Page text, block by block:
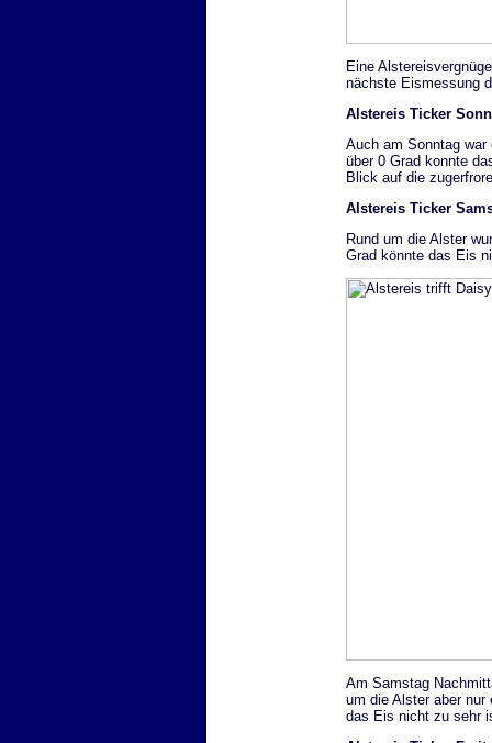
Eine
nächste Eismessung
Alstereis Ticker
Auch am Sonntag war
über 0 Grad konnte
Blick auf die
Alstereis Ticker
Rund um die Alster
Grad könnte das Eis
Am Samstag
um die Alster aber
das Eis nicht zu sehr